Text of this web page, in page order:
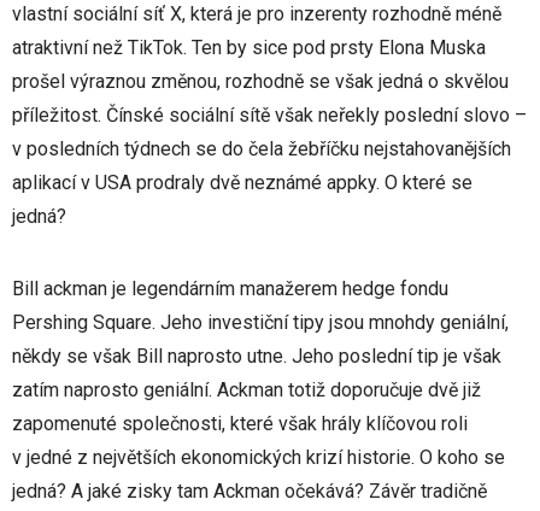
vlastní sociální síť X, která je pro inzerenty rozhodně méně
atraktivní než TikTok. Ten by sice pod prsty Elona Muska
prošel výraznou změnou, rozhodně se však jedná o skvělou
příležitost. Čínské sociální sítě však neřekly poslední slovo –
v posledních týdnech se do čela žebříčku nejstahovanějších
aplikací v USA prodraly dvě neznámé appky. O které se
jedná?
Bill ackman je legendárním manažerem hedge fondu
Pershing Square. Jeho investiční tipy jsou mnohdy geniální,
někdy se však Bill naprosto utne. Jeho poslední tip je však
zatím naprosto geniální. Ackman totiž doporučuje dvě již
zapomenuté společnosti, které však hrály klíčovou roli
v jedné z největších ekonomických krizí historie. O koho se
jedná? A jaké zisky tam Ackman očekává? Závěr tradičně